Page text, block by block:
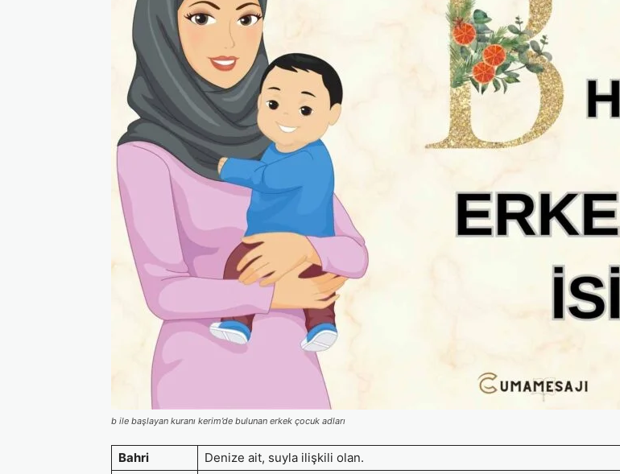
b ile başlayan kuranı kerim’de bulunan erkek çocuk adları
Bahri
Denize ait, suyla ilişkili olan.